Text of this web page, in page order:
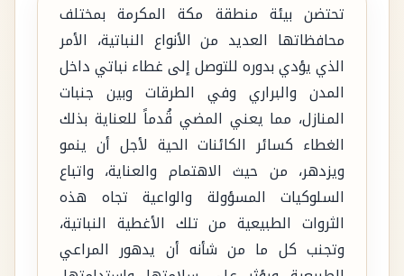
تحتضن بيئة منطقة مكة المكرمة بمختلف
محافظاتها العديد من الأنواع النباتية، الأمر
الذي يؤدي بدوره للتوصل إلى غطاء نباتي داخل
المدن والبراري وفي الطرقات وبين جنبات
المنازل، مما يعني المضي قُدماً للعناية بذلك
الغطاء كسائر الكائنات الحية لأجل أن ينمو
ويزدهر، من حيث الاهتمام والعناية، واتباع
السلوكيات المسؤولة والواعية تجاه هذه
الثروات الطبيعية من تلك الأغطية النباتية،
وتجنب كل ما من شأنه أن يدهور المراعي